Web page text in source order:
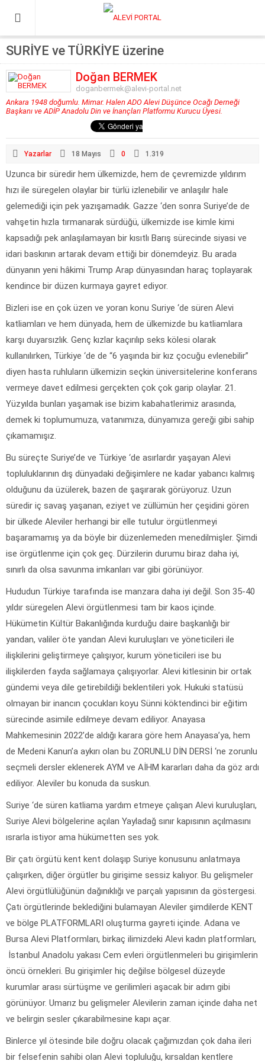
SURİYE ve TÜRKİYE üzerine
Doğan BERMEK
doganbermek@alevi-portal.net
Ankara 1948 doğumlu. Mimar. Halen ADO Alevi Düşünce Ocağı Derneği
Başkanı ve ADİP Anadolu Din ve İnançları Platformu Kurucu Üyesi.
Yazarlar 18 Mayıs 0 1.319
Uzunca bir süredir hem ülkemizde, hem de çevremizde yıldırım
hızı ile süregelen olaylar bir türlü izlenebilir ve anlaşılır hale
gelemediği için pek yazışamadık. Gazze ‘den sonra Suriye’de de
vahşetin hızla tırmanarak sürdüğü, ülkemizde ise kimle kimi
kapsadığı pek anlaşılamayan bir kısıtlı Barış sürecinde siyasi ve
idari baskının artarak devam ettiği bir dönemdeyiz. Bu arada
dünyanın yeni hâkimi Trump Arap dünyasından haraç toplayarak
kendince bir düzen kurmaya gayret ediyor.
Bizleri ise en çok üzen ve yoran konu Suriye ‘de süren Alevi
katliamları ve hem dünyada, hem de ülkemizde bu katliamlara
karşı duyarsızlık. Genç kızlar kaçırılıp seks kölesi olarak
kullanılırken, Türkiye ‘de de “6 yaşında bir kız çocuğu evlenebilir”
diyen hasta ruhluların ülkemizin seçkin üniversitelerine konferans
vermeye davet edilmesi gerçekten çok çok garip olaylar. 21.
Yüzyılda bunları yaşamak ise bizim kabahatlerimiz arasında,
demek ki toplumumuza, vatanımıza, dünyamıza gereği gibi sahip
çıkamamışız.
Bu süreçte Suriye’de ve Türkiye ‘de asırlardır yaşayan Alevi
topluluklarının dış dünyadaki değişimlere ne kadar yabancı kalmış
olduğunu da üzülerek, bazen de şaşırarak görüyoruz. Uzun
süredir iç savaş yaşanan, eziyet ve züllümün her çeşidini gören
bir ülkede Aleviler herhangi bir elle tutulur örgütlenmeyi
başaramamış ya da böyle bir düzenlemeden menedilmişler. Şimdi
ise örgütlenme için çok geç. Dürzilerin durumu biraz daha iyi,
sınırlı da olsa savunma imkanları var gibi görünüyor.
Hududun Türkiye tarafında ise manzara daha iyi değil. Son 35-40
yıldır süregelen Alevi örgütlenmesi tam bir kaos içinde.
Hükümetin Kültür Bakanlığında kurduğu daire başkanlığı bir
yandan, valiler öte yandan Alevi kuruluşları ve yöneticileri ile
ilişkilerini geliştirmeye çalışıyor, kurum yöneticileri ise bu
ilişkilerden fayda sağlamaya çalışıyorlar. Alevi kitlesinin bir ortak
gündemi veya dile getirebildiği beklentileri yok. Hukuki statüsü
olmayan bir inancın çocukları koyu Sünni köktendinci bir eğitim
sürecinde asimile edilmeye devam ediliyor. Anayasa
Mahkemesinin 2022’de aldığı karara göre hem Anayasa’ya, hem
de Medeni Kanun’a aykırı olan bu ZORUNLU DİN DERSİ ‘ne zorunlu
seçmeli dersler eklenerek AYM ve AİHM kararları daha da göz ardı
ediliyor. Aleviler bu konuda da suskun.
Suriye ‘de süren katliama yardım etmeye çalışan Alevi kuruluşları,
Suriye Alevi bölgelerine açılan Yayladağ sınır kapısının açılmasını
ısrarla istiyor ama hükümetten ses yok.
Bir çatı örgütü kent kent dolaşıp Suriye konusunu anlatmaya
çalışırken, diğer örgütler bu girişime sessiz kalıyor. Bu gelişmeler
Alevi örgütlülüğünün dağınıklığı ve parçalı yapısının da göstergesi.
Çatı örgütlerinde beklediğini bulamayan Aleviler şimdilerde KENT
ve bölge PLATFORMLARI oluşturma gayreti içinde. Adana ve
Bursa Alevi Platformları, birkaç ilimizdeki Alevi kadın platformları,
İstanbul Anadolu yakası Cem evleri örgütlenmeleri bu girişimlerin
öncü örnekleri. Bu girişimler hiç değilse bölgesel düzeyde
kurumlar arası sürtüşme ve gerilimleri aşacak bir adım gibi
görünüyor. Umarız bu gelişmeler Alevilerin zaman içinde daha net
ve belirgin sesler çıkarabilmesine kapı açar.
Binlerce yıl ötesinde bile doğru olacak çağımızdan çok daha ileri
bir felsefenin sahibi olan Alevi topluluğu, kırsaldan kentlere